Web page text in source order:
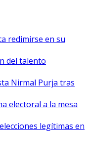
redimirse en su
del talento
Nirmal Purja tras
electoral a la mesa
legítimas en